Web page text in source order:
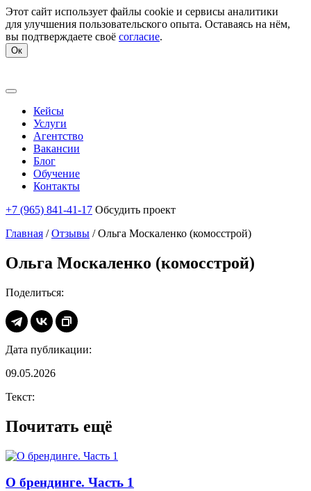
Этот сайт использует файлы cookie и сервисы аналитики
для улучшения пользовательского опыта. Оставаясь на нём,
вы подтверждаете своё согласие.
Ок
Кейсы
Услуги
Агентство
Вакансии
Блог
Обучение
Контакты
+7 (965) 841-41-17 Обсудить проект
Главная /Отзывы /Ольга Москаленко (комосстрой)
Ольга Москаленко (комосстрой)
Поделиться:
Дата публикации:
09.05.2026
Текст:
Почитать ещё
О брендинге. Часть 1